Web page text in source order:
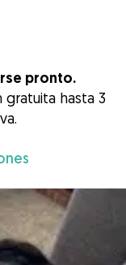
pronto.
gratuita hasta 3